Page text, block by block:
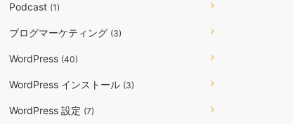
Podcast (1)
ブログマーケティング (3)
WordPress (40)
WordPress インストール (3)
WordPress 設定 (7)